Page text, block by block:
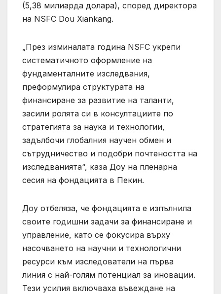
(5,38 милиарда долара), според директора
на NSFC Dou Xiankang.
„През изминалата година NSFC укрепи
систематичното оформление на
фундаменталните изследвания,
преформулира структурата на
финансиране за развитие на таланти,
засили ролята си в консултациите по
стратегията за наука и технологии,
задълбочи глобалния научен обмен и
сътрудничество и подобри почтеността на
изследванията“, каза Доу на пленарна
сесия на фондацията в Пекин.
Доу отбеляза, че фондацията е изпълнила
своите годишни задачи за финансиране и
управление, като се фокусира върху
насочването на научни и технологични
ресурси към изследователи на първа
линия с най-голям потенциал за иновации.
Тези усилия включваха въвеждане на